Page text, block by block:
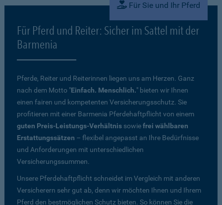
Für Sie und Ihr Pferd
Für Pferd und Reiter: Sicher im Sattel mit der
Barmenia
Pferde, Reiter und Reiterinnen liegen uns am Herzen. Ganz
nach dem Motto "Einfach. Menschlich." bieten wir Ihnen
einen fairen und kompetenten Versicherungsschutz. Sie
profitieren mit einer Barmenia Pferdehaftpflicht von einem
guten Preis-Leistungs-Verhältnis sowiefrei wählbaren
Erstattungssätzen – flexibel angepasst an Ihre Bedürfnisse
und Anforderungen mit unterschiedlichen
Versicherungssummen.
Unsere Pferdehaftpflicht schneidet im Vergleich mit anderen
Versicherern sehr gut ab, denn wir möchten Ihnen und Ihrem
Pferd den bestmöglichen Schutz bieten. So können Sie die